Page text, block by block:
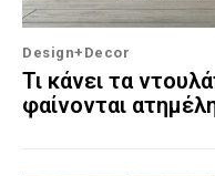
Design+Decor
Τι κάνει τα
φαίνονται